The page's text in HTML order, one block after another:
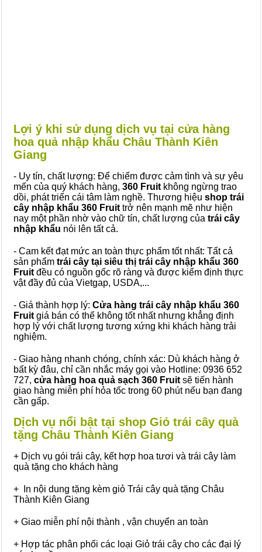
Lợi ý khi sử dụng dịch vụ tại cửa hàng
hoa quả nhập khẩu Châu Thành Kiên
Giang
- Uy tín, chất lượng: Để chiếm được cảm tình và sự yêu
mến của quý khách hàng, 360 Fruit không ngừng trao
dồi, phát triển cái tâm làm nghề. Thương hiệu shop trái
cây nhập khẩu 360 Fruit trở nên mạnh mẽ như hiện
nay một phần nhờ vào chữ tín, chất lượng của trái cây
nhập khẩu nói lên tất cả.
- Cam kết đạt mức an toàn thực phẩm tốt nhất: Tất cả
sản phẩm trái cây tại siêu thị trái cây nhập khẩu 360
Fruit đều có nguồn gốc rõ ràng và được kiểm định thực
vật đầy đủ của Vietgap, USDA,...
- Giá thành hợp lý: Cửa hàng trái cây nhập khẩu 360
Fruit giá bán có thể không tốt nhất nhưng khẳng định
hợp lý với chất lượng tương xứng khi khách hàng trải
nghiệm.
- Giao hàng nhanh chóng, chính xác: Dù khách hàng ở
bất kỳ đâu, chỉ cần nhắc máy gọi vào Hotline: 0936 652
727, cửa hàng hoa quả sạch 360 Fruit sẽ tiến hành
giao hàng miễn phí hỏa tốc trong 60 phút nếu bạn đang
cần gấp.
Dịch vụ nổi bật tại shop Giỏ trái cây quà
tặng Châu Thành Kiên Giang
+ Dịch vụ gói trái cây, kết hợp hoa tươi và trái cây làm
quà tặng cho khách hàng
+ In nội dung tặng kèm giỏ Trái cây quà tặng Châu
Thành Kiên Giang
+ Giao miễn phí nội thành , vận chuyển an toàn
+ Hợp tác phân phối các loại Giỏ trái cây cho các đại lý